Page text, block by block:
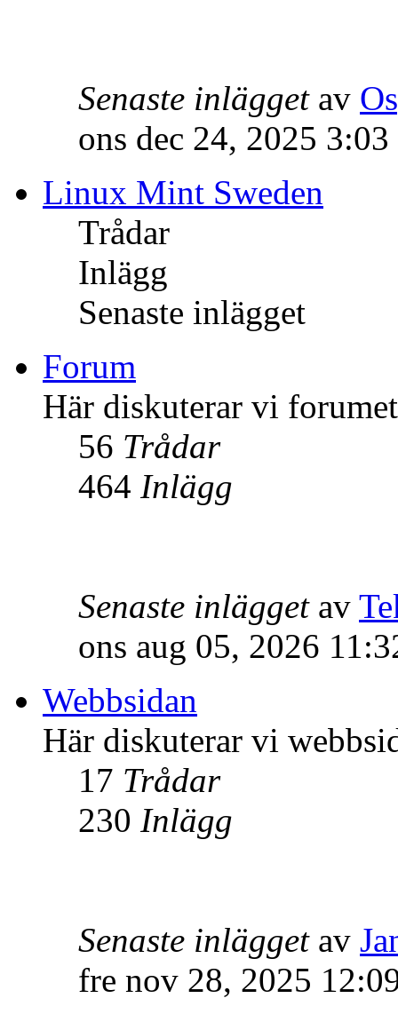
Senaste inläggetav
ons dec 24, 2025
Linux Mint Sweden
Trådar
Inlägg
Senaste inlägget
Forum
Här diskuterar vi
56 Trådar
464 Inlägg
Senaste inläggetav
ons aug 05, 2026
Webbsidan
Här diskuterar vi
17 Trådar
230 Inlägg
Senaste inläggetav
fre nov 28, 2025